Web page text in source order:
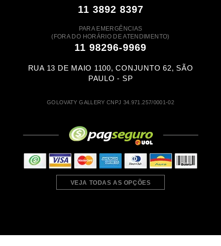
11 3892 8397
PARA EMERGÊNCIAS
(FORA DO HORÁRIO DE ATENDIMENTO)
11 98296-9969
RUA 13 DE MAIO 1100, CONJUNTO 62, SÃO
PAULO - SP
GOLOVATY GALLERY CNPJ 34.971.257/0001-02
VEJA TODAS AS OPÇÕES